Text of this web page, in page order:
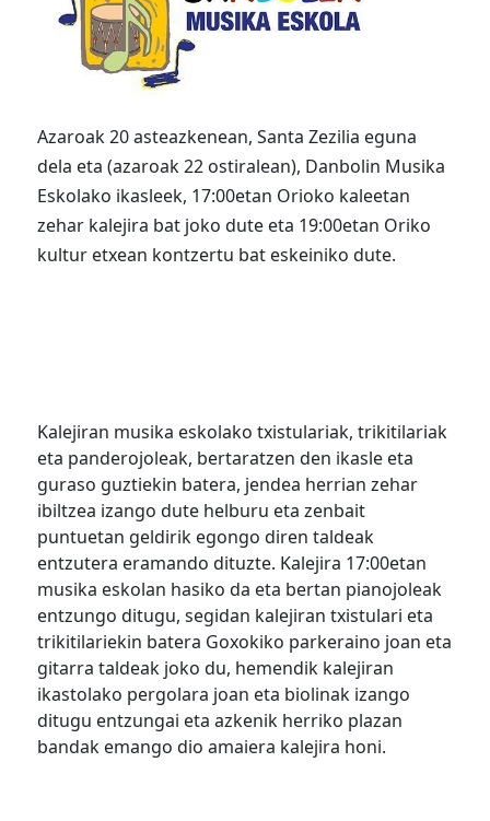
Azaroak 20 asteazkenean, Santa Zezilia eguna
dela eta (azaroak 22 ostiralean), Danbolin Musika
Eskolako ikasleek, 17:00etan Orioko kaleetan
zehar kalejira bat joko dute eta 19:00etan Oriko
kultur etxean kontzertu bat eskeiniko dute.
Kalejiran musika eskolako txistulariak, trikitilariak
eta panderojoleak, bertaratzen den ikasle eta
guraso guztiekin batera, jendea herrian zehar
ibiltzea izango dute helburu eta zenbait
puntuetan geldirik egongo diren taldeak
entzutera eramando dituzte. Kalejira 17:00etan
musika eskolan hasiko da eta bertan pianojoleak
entzungo ditugu, segidan kalejiran txistulari eta
trikitilariekin batera Goxokiko parkeraino joan eta
gitarra taldeak joko du, hemendik kalejiran
ikastolako pergolara joan eta biolinak izango
ditugu entzungai eta azkenik herriko plazan
bandak emango dio amaiera kalejira honi.